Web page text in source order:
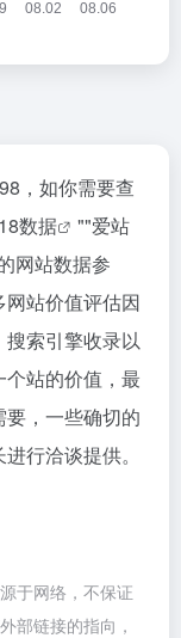
，如你需要查
数据 ""爱站
网站数据参
站价值评估因
索引擎收录以
站的价值，最
，一些确切的
行洽谈提供。
于网络，不保证
部链接的指向，